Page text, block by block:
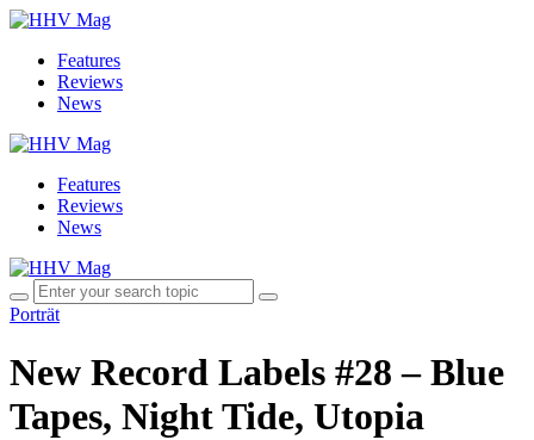
Features
Reviews
News
Features
Reviews
News
Porträt
New Record Labels #28 – Blue
Tapes, Night Tide, Utopia